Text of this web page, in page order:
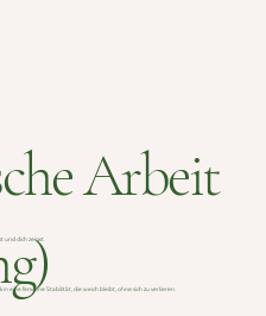
Arbeit
und dich zeigst.
eine feminine Stabilität, die weich bleibt, ohne sich zu verlieren.